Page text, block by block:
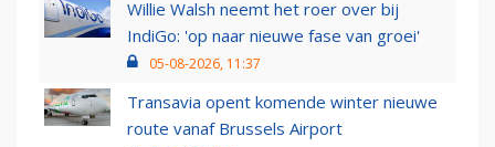
Willie Walsh neemt het roer over bij
IndiGo: 'op naar nieuwe fase van groei'
05-08-2026, 11:37
Transavia opent komende winter nieuwe
route vanaf Brussels Airport